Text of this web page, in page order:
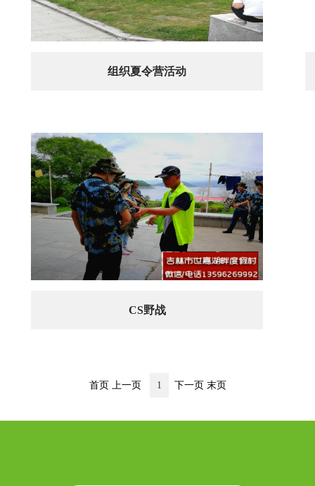
组织夏令营活动
CS野战
首页 上一页 1 下一页 末页